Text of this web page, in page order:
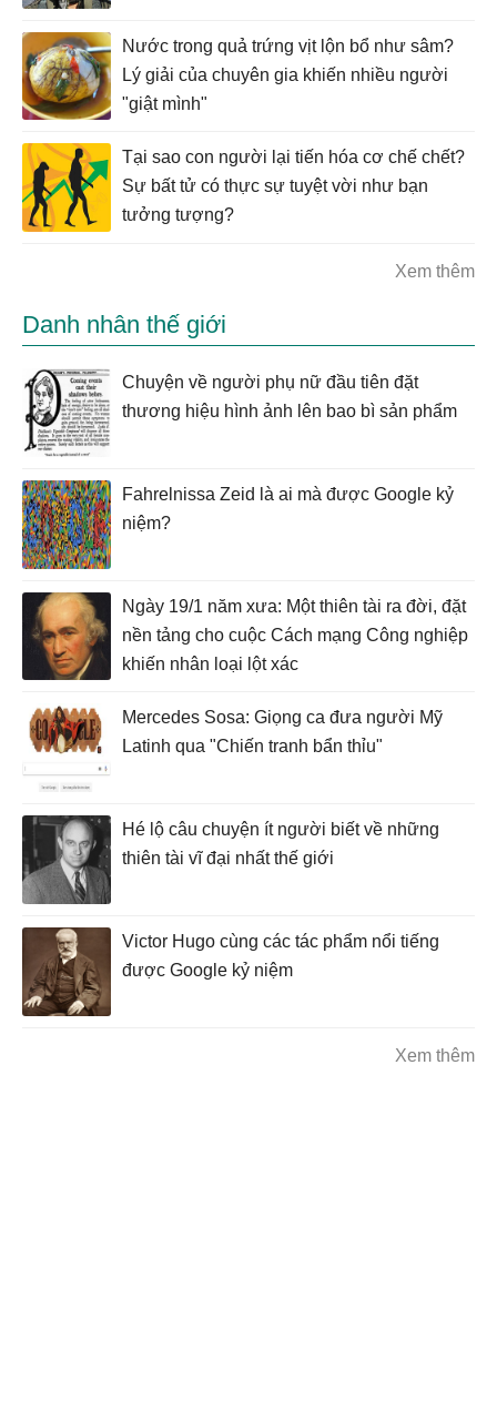
Nước trong quả trứng vịt lộn bổ như sâm?
Lý giải của chuyên gia khiến nhiều người
"giật mình"
Tại sao con người lại tiến hóa cơ chế chết?
Sự bất tử có thực sự tuyệt vời như bạn
tưởng tượng?
Xem thêm
Danh nhân thế giới
Chuyện về người phụ nữ đầu tiên đặt
thương hiệu hình ảnh lên bao bì sản phẩm
Fahrelnissa Zeid là ai mà được Google kỷ
niệm?
Ngày 19/1 năm xưa: Một thiên tài ra đời, đặt
nền tảng cho cuộc Cách mạng Công nghiệp
khiến nhân loại lột xác
Mercedes Sosa: Giọng ca đưa người Mỹ
Latinh qua "Chiến tranh bẩn thỉu"
Hé lộ câu chuyện ít người biết về những
thiên tài vĩ đại nhất thế giới
Victor Hugo cùng các tác phẩm nổi tiếng
được Google kỷ niệm
Xem thêm